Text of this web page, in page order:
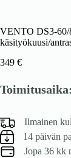
VENTO DS3-60/
käsityökuusi/
349 €
Toimitusaika:
Ilmainen
14 päivän
Jopa 36 kk